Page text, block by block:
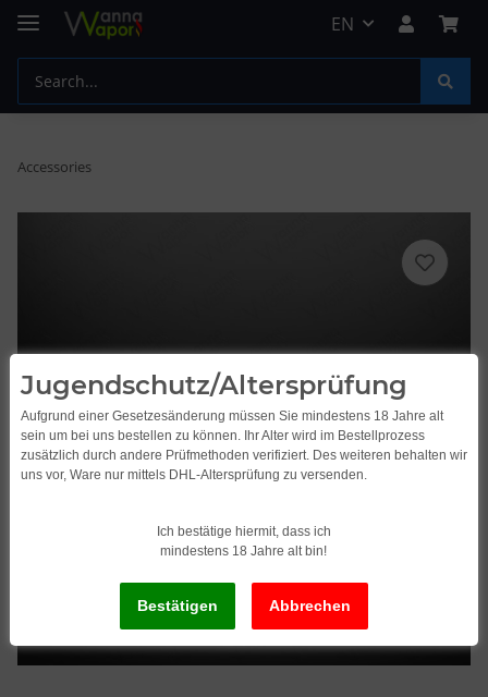
EN
Accessories
Jugendschutz/Altersprüfung
Aufgrund einer Gesetzesänderung müssen Sie mindestens 18 Jahre alt
sein um bei uns bestellen zu können. Ihr Alter wird im Bestellprozess
zusätzlich durch andere Prüfmethoden verifiziert. Des weiteren behalten wir
uns vor, Ware nur mittels DHL-Altersprüfung zu versenden.
Ich bestätige hiermit, dass ich
mindestens 18 Jahre alt bin!